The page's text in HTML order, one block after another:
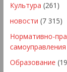
Культура (261)
новости (7 315)
Нормативно-
самоуправления
Образование